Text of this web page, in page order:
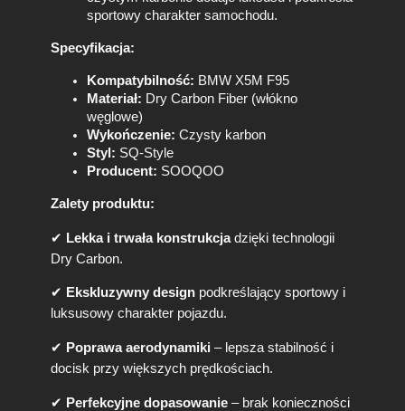
C
Q
O
sportowy charakter samochodu.
Specyfikacja:
Kompatybilność: BMW X5M F95
Materiał: Dry Carbon Fiber (włókno
węglowe)
Wykończenie: Czysty karbon
Styl: SQ-Style
Producent: SOOQOO
Zalety produktu:
✔ Lekka i trwała konstrukcjadzięki technologii
Dry Carbon.
✔ Ekskluzywny design podkreślający sportowy i
luksusowy charakter pojazdu.
✔ Poprawa aerodynamiki – lepsza stabilność i
docisk przy większych prędkościach.
✔ Perfekcyjne dopasowanie – brak konieczności